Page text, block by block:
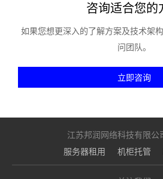
咨询适合您的
如果您想更深入的了解方案及技术架
问团队。
立即咨询
江苏邦润网络科技有限公
服务器租用
机柜托管